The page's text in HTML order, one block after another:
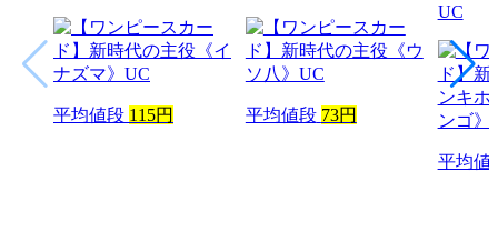
平均値段 115円 平均値段 73円
UC
平均値